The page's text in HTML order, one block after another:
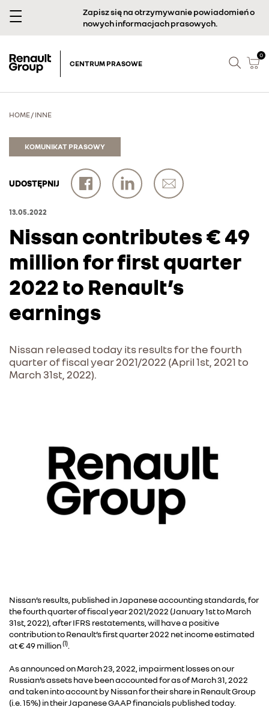
Zapisz się na otrzymywanie powiadomień o
nowych informacjach prasowych.
CENTRUM PRASOWE
0
HOME/ INNE
KOMUNIKAT PRASOWY
UDOSTĘPNIJ
13.05.2022
Nissan contributes € 49
million for first quarter
2022 to Renault’s
earnings
Nissan released today its results for the fourth
quarter of fiscal year 2021/2022 (April 1st, 2021 to
March 31st, 2022).
Nissan’s results, published in Japanese accounting standards, for
the fourth quarter of fiscal year 2021/2022 (January 1st to March
31st, 2022), after IFRS restatements, will have a positive
contribution to Renault’s first quarter 2022 net income estimated
at € 49 million(1)
As announced on March 23, 2022, impairment losses on our
Russian’s assets have been accounted for as of March 31, 2022
and taken into account by Nissan for their share in Renault Group
(i.e. 15%) in their Japanese GAAP financials published today.